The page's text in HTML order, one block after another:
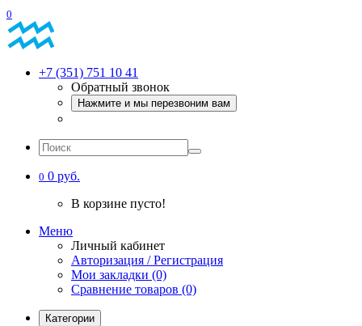
0
+7 (351) 751 10 41
Обратный звонок
Нажмите и мы перезвоним вам
0 0 руб.
В корзине пусто!
Меню
Личный кабинет
Авторизация / Регистрация
Мои закладки (0)
Сравнение товаров (0)
Категории